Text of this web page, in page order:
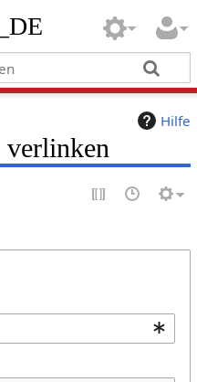
Hilfe
verlinken